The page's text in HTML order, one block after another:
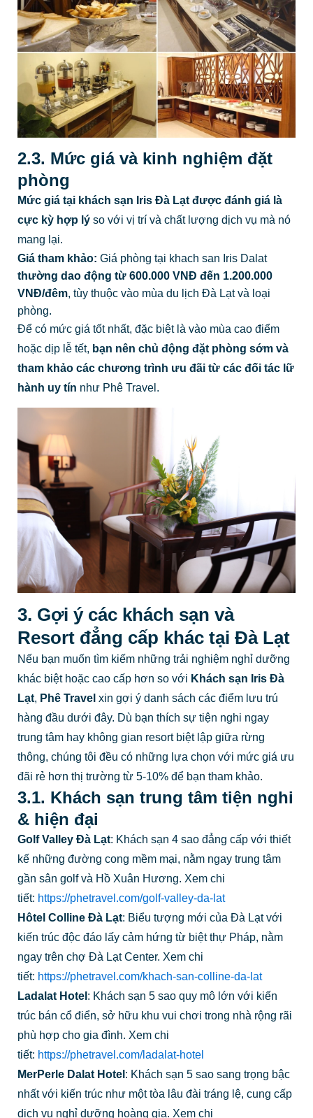
2.3. Mức giá và kinh nghiệm đặt
phòng
Mức giá tại khách sạn Iris Đà Lạt được đánh giá là
cực kỳ hợp lýso với vị trí và chất lượng dịch vụ mà nó
mang lại.
Giá tham khảo: Giá phòng tại khach san Iris Dalat
thường dao động từ 600.000 VNĐ đến 1.200.000
VNĐ/đêm, tùy thuộc vào mùa du lịch Đà Lạt và loại
phòng.
Để có mức giá tốt nhất, đặc biệt là vào mùa cao điểm
hoặc dịp lễ tết, bạn nên chủ động đặt phòng sớm và
tham khảo các chương trình ưu đãi từ các đối tác lữ
hành uy tín như Phê Travel.
3. Gợi ý các khách sạn và
Resort đẳng cấp khác tại Đà Lạt
Nếu bạn muốn tìm kiếm những trải nghiệm nghỉ dưỡng
khác biệt hoặc cao cấp hơn so với Khách sạn Iris Đà
Lạt, Phê Travel xin gợi ý danh sách các điểm lưu trú
hàng đầu dưới đây. Dù bạn thích sự tiện nghi ngay
trung tâm hay không gian resort biệt lập giữa rừng
thông, chúng tôi đều có những lựa chọn với mức giá ưu
đãi rẻ hơn thị trường từ 5-10% để bạn tham khảo.
3.1. Khách sạn trung tâm tiện nghi
& hiện đại
Golf Valley Đà Lạt: Khách sạn 4 sao đẳng cấp với thiết
kế những đường cong mềm mại, nằm ngay trung tâm
gần sân golf và Hồ Xuân Hương. Xem chi
tiết: https://phetravel.com/golf-valley-da-lat
Hôtel Colline Đà Lạt: Biểu tượng mới của Đà Lạt với
kiến trúc độc đáo lấy cảm hứng từ biệt thự Pháp, nằm
ngay trên chợ Đà Lạt Center. Xem chi
tiết: https://phetravel.com/khach-san-colline-da-lat
Ladalat Hotel : Khách sạn 5 sao quy mô lớn với kiến
trúc bán cổ điển, sở hữu khu vui chơi trong nhà rộng rãi
phù hợp cho gia đình. Xem chi
tiết: https://phetravel.com/ladalat-hotel
MerPerle Dalat Hotel : Khách sạn 5 sao sang trọng bậc
nhất với kiến trúc như một tòa lâu đài tráng lệ, cung cấp
dịch vụ nghỉ dưỡng hoàng gia. Xem chi